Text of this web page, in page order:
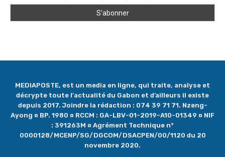
MEDIAPOSTE, est un media en ligne, qui traite, analyse et
décrypte toute l'actualité du Gabon et d’ailleurs il existe
depuis 2017. Joindre la rédaction : 074 39 71 71. Nzeng-
Ayong ¤ BP. 1980 ¤ RCCM : GA-LBV-01-2019-A10-01349 ¤ NIF
: 391263M ¤ Agrément Technique n°
0000128/MCENP/SG/DGCOM/DSACPEN/00/1120 du 20
novembre 2020.